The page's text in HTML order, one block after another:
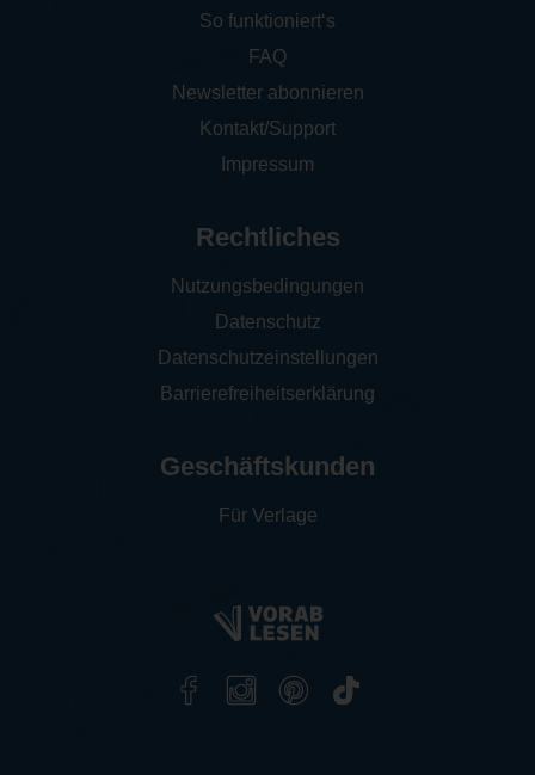
So funktioniert‘s
FAQ
Newsletter abonnieren
Kontakt/Support
Impressum
Rechtliches
Nutzungsbedingungen
Datenschutz
Datenschutzeinstellungen
Barrierefreiheitserklärung
Geschäftskunden
Für Verlage